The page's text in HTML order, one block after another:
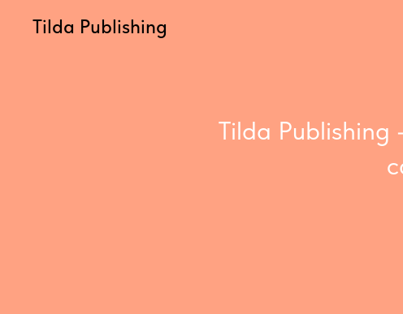
Tilda Publishing
Tilda Publishing